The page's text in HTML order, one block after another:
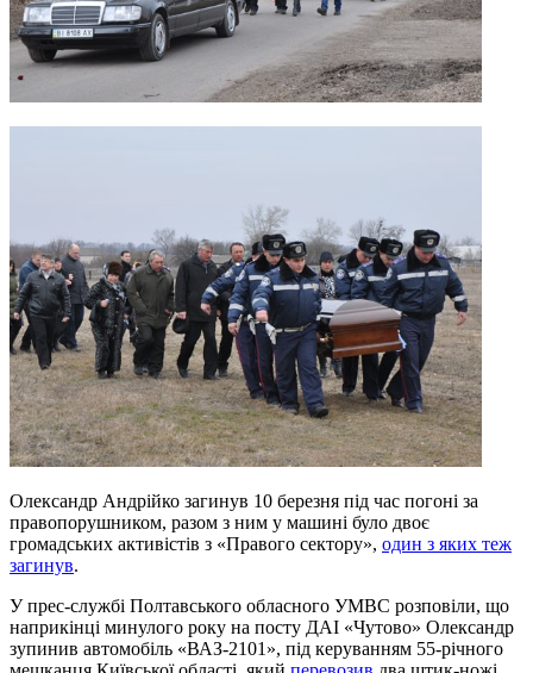
Олександр Андрійко загинув 10 березня під час погоні за
правопорушником, разом з ним у машині було двоє
громадських активістів з «Правого сектору», один з яких теж
загинув.
У прес-службі Полтавського обласного УМВС розповіли, що
наприкінці минулого року на посту ДАІ «Чутово» Олександр
зупинив автомобіль «ВАЗ-2101», під керуванням 55-річного